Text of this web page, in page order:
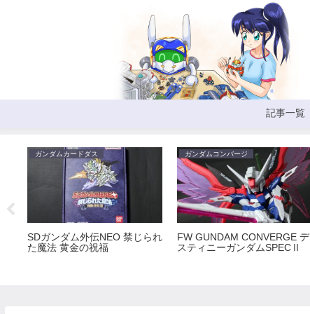
記事一覧
ガンダムカードダス
SDガンダム外伝NEO 禁じられ
た魔法 黄金の祝福
ガンダムコンバージ
FW GUNDAM CONVERGE デ
スティニーガンダムSPECⅡ